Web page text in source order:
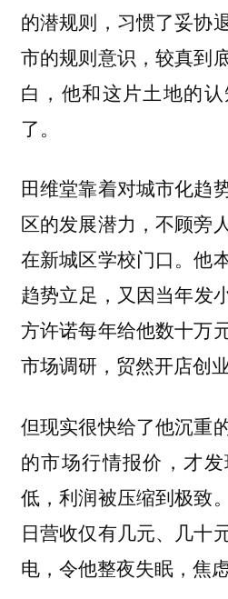
的潜规则，习惯了妥协
市的规则意识，较真到
白，他和这片土地的
了。
田维堂靠着对城市化趋
区的发展潜力，不顾旁
在新城区学校门口。他
趋势立足，又因当年
方许诺每年给他数十万
市场调研，贸然开店创业
但现实很快给了他沉重
的市场行情报价，才
低，利润被压缩到极致
日营收仅有几元、几十
电，令他整夜失眠，焦虑